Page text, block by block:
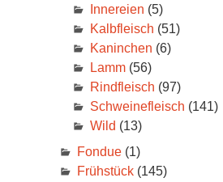
Innereien (5)
Kalbfleisch (51)
Kaninchen (6)
Lamm(56)
Rindfleisch (97)
Schweinefleisch (141)
Wild (13)
Fondue(1)
Frühstück(145)